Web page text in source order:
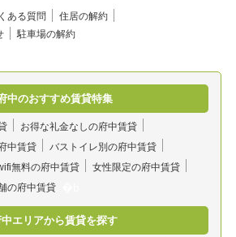
ある質問
住居の解約
駐車場の解約
中のおすすめ賃貸特集
お得な礼金なしの府中賃貸
中賃貸
バストイレ別の府中賃貸
無料の府中賃貸
女性限定の府中賃貸
の府中賃貸
中エリアから賃貸を探す